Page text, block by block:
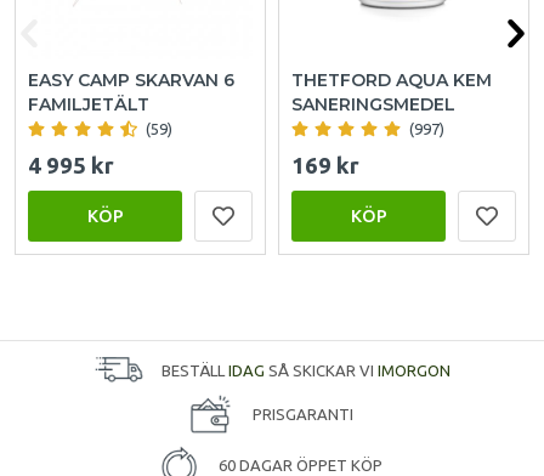
EASY CAMP SKARVAN 6
FAMILJETÄLT
(59)
4 995 kr
KÖP
THETFORD AQUA KEM
SANERINGSMEDEL
(997)
169 kr
KÖP
BESTÄLL IDAG SÅ SKICKAR VI IMORGON
PRISGARANTI
60 DAGAR ÖPPET KÖP